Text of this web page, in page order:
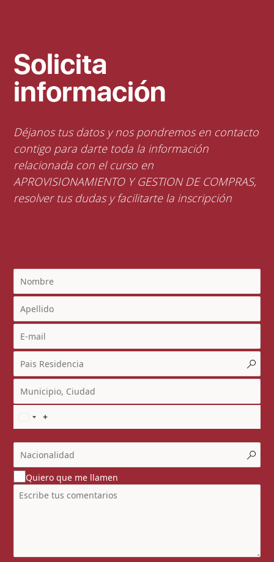
Solicita
información
Déjanos tus datos y nos pondremos en contacto
contigo para darte toda la información
relacionada con el curso en
APROVISIONAMIENTO Y GESTION DE COMPRAS,
resolver tus dudas y facilitarte la inscripción
Quiero que me llamen